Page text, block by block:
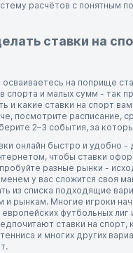
расчётов с понятным
ставки на
осваиваетесь на поприще
спорта и малых сумм - так
и какие ставки на спорт
посмотрите расписание,
2–3 события, за
онлайн быстро и удобно -
чтобы ставки
разные рынки -
у вас сложится своя
из списка подходящие
и рынкам. Многие игроки
футбольных
ставки на спорт,
и многих других